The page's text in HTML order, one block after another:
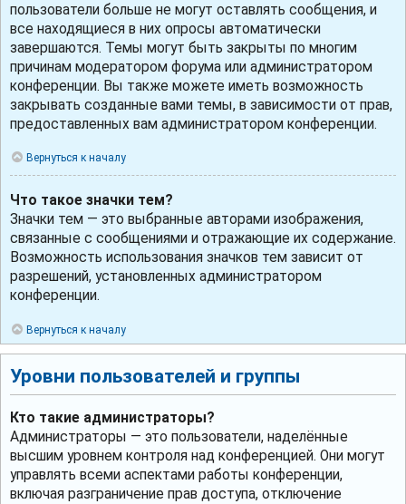
пользователи больше не могут оставлять сообщения, и
все находящиеся в них опросы автоматически
завершаются. Темы могут быть закрыты по многим
причинам модератором форума или администратором
конференции. Вы также можете иметь возможность
закрывать созданные вами темы, в зависимости от прав,
предоставленных вам администратором конференции.
Вернуться к началу
Что такое значки тем?
Значки тем — это выбранные авторами изображения,
связанные с сообщениями и отражающие их содержание.
Возможность использования значков тем зависит от
разрешений, установленных администратором
конференции.
Вернуться к началу
Уровни пользователей и группы
Кто такие администраторы?
Администраторы — это пользователи, наделённые
высшим уровнем контроля над конференцией. Они могут
управлять всеми аспектами работы конференции,
включая разграничение прав доступа, отключение